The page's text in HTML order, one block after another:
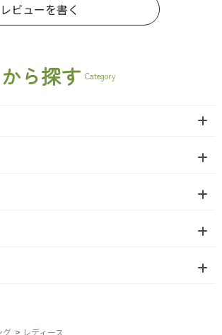
レビューを書く
ら探す Category
グ > レディース